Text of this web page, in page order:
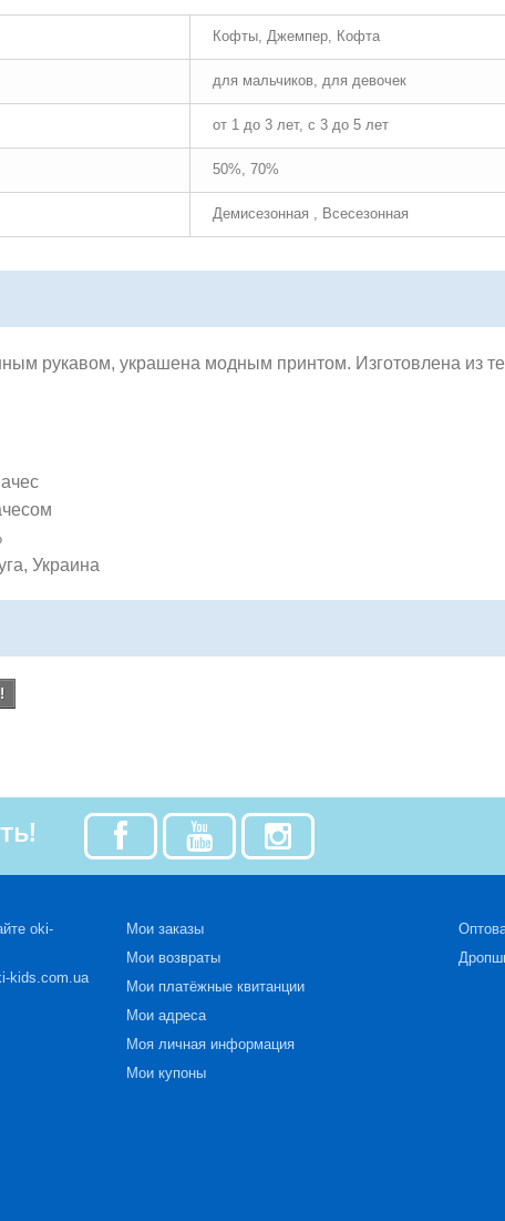
Кофты, Джемпер, Кофта
для мальчиков, для девочек
от 1 до 3 лет, с 3 до 5 лет
50%, 70%
Демисезонная , Всесезонная
рукавом, украшена модным принтом. Изготовлена из
Украина
oki-
kids.com.ua
Мои заказы
Мои возвраты
Мои платёжные квитанции
Мои адреса
Моя личная информация
Мои купоны